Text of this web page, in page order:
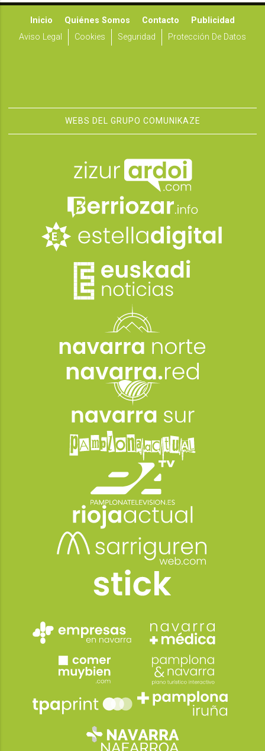
Inicio Quiénes Somos Contacto
Publicidad
Aviso Legal
Cookies Seguridad Protección De Datos
WEBS DEL GRUPO COMUNIKAZE